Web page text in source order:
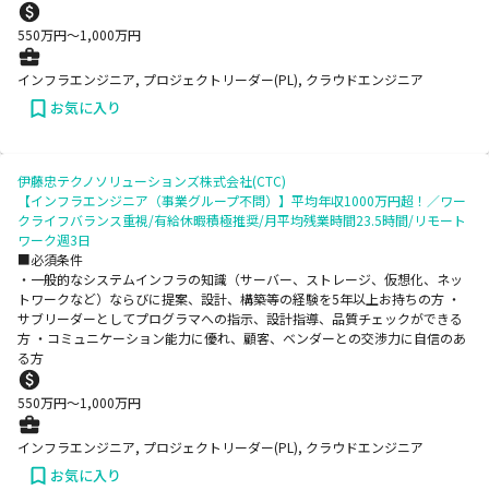
550万円〜1,000万円
インフラエンジニア, プロジェクトリーダー(PL), クラウドエンジニア
お気に入り
伊藤忠テクノソリューションズ株式会社(CTC)
【インフラエンジニア（事業グループ不問）】平均年収1000万円超！／ワー
クライフバランス重視/有給休暇積極推奨/月平均残業時間23.5時間/リモート
ワーク週3日
■必須条件
・一般的なシステムインフラの知識（サーバー、ストレージ、仮想化、ネッ
トワークなど）ならびに提案、設計、構築等の経験を5年以上お持ちの方 ・
サブリーダーとしてプログラマへの指示、設計指導、品質チェックができる
方 ・コミュニケーション能力に優れ、顧客、ベンダーとの交渉力に自信のあ
る方
550万円〜1,000万円
インフラエンジニア, プロジェクトリーダー(PL), クラウドエンジニア
お気に入り